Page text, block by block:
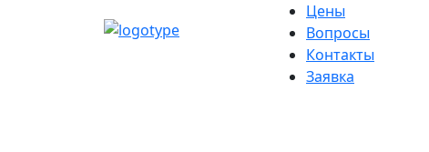
Цены
Вопросы
Контакты
Заявка